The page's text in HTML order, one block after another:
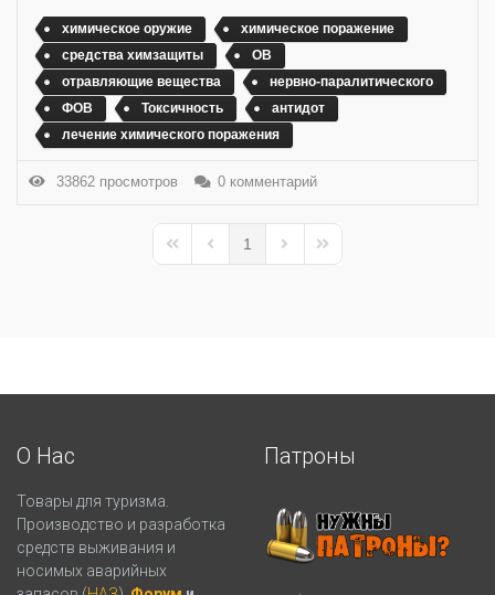
химическое оружие
химическое поражение
средства химзащиты
ОВ
отравляющие вещества
нервно-паралитического
ФОВ
Токсичность
антидот
лечение химического поражения
33862 просмотров 0 комментарий
First PagePrevious Page
1
Next PageLast Page
О Нас
Товары для туризма.
Производство и разработка
средств выживания и
носимых аварийных
Патроны